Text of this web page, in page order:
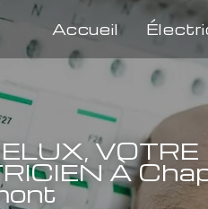
Accueil
VOTRE
À